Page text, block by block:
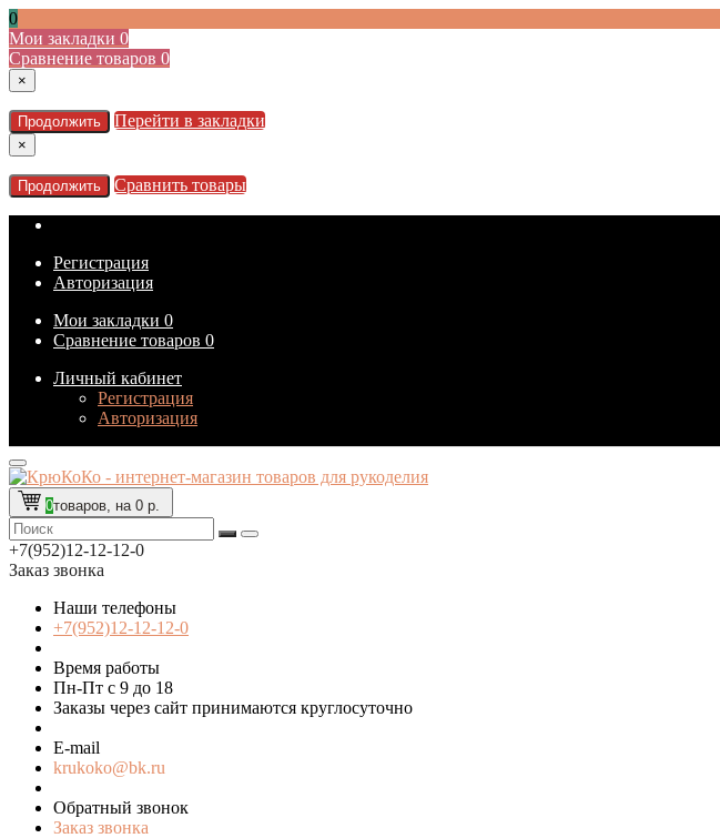
0
Мои закладки 0
Сравнение товаров 0
×
Продолжить Перейти в закладки
×
Продолжить Сравнить товары
Регистрация
Авторизация
Мои закладки 0
Сравнение товаров 0
Личный кабинет
Регистрация
Авторизация
0товаров, на 0 р.
+7(952)12-12-12-0
Заказ звонка
Наши телефоны
+7(952)12-12-12-0
Время работы
Пн-Пт с 9 до 18
Заказы через сайт принимаются круглосуточно
E-mail
krukoko@bk.ru
Обратный звонок
Заказ звонка